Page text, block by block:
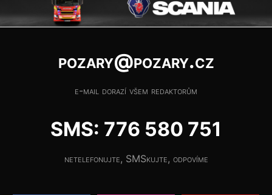
pozary@pozary.cz
e-mail dorazí všem redaktorům
SMS: 776 580 751
netelefonujte, SMSkujte, odpovíme